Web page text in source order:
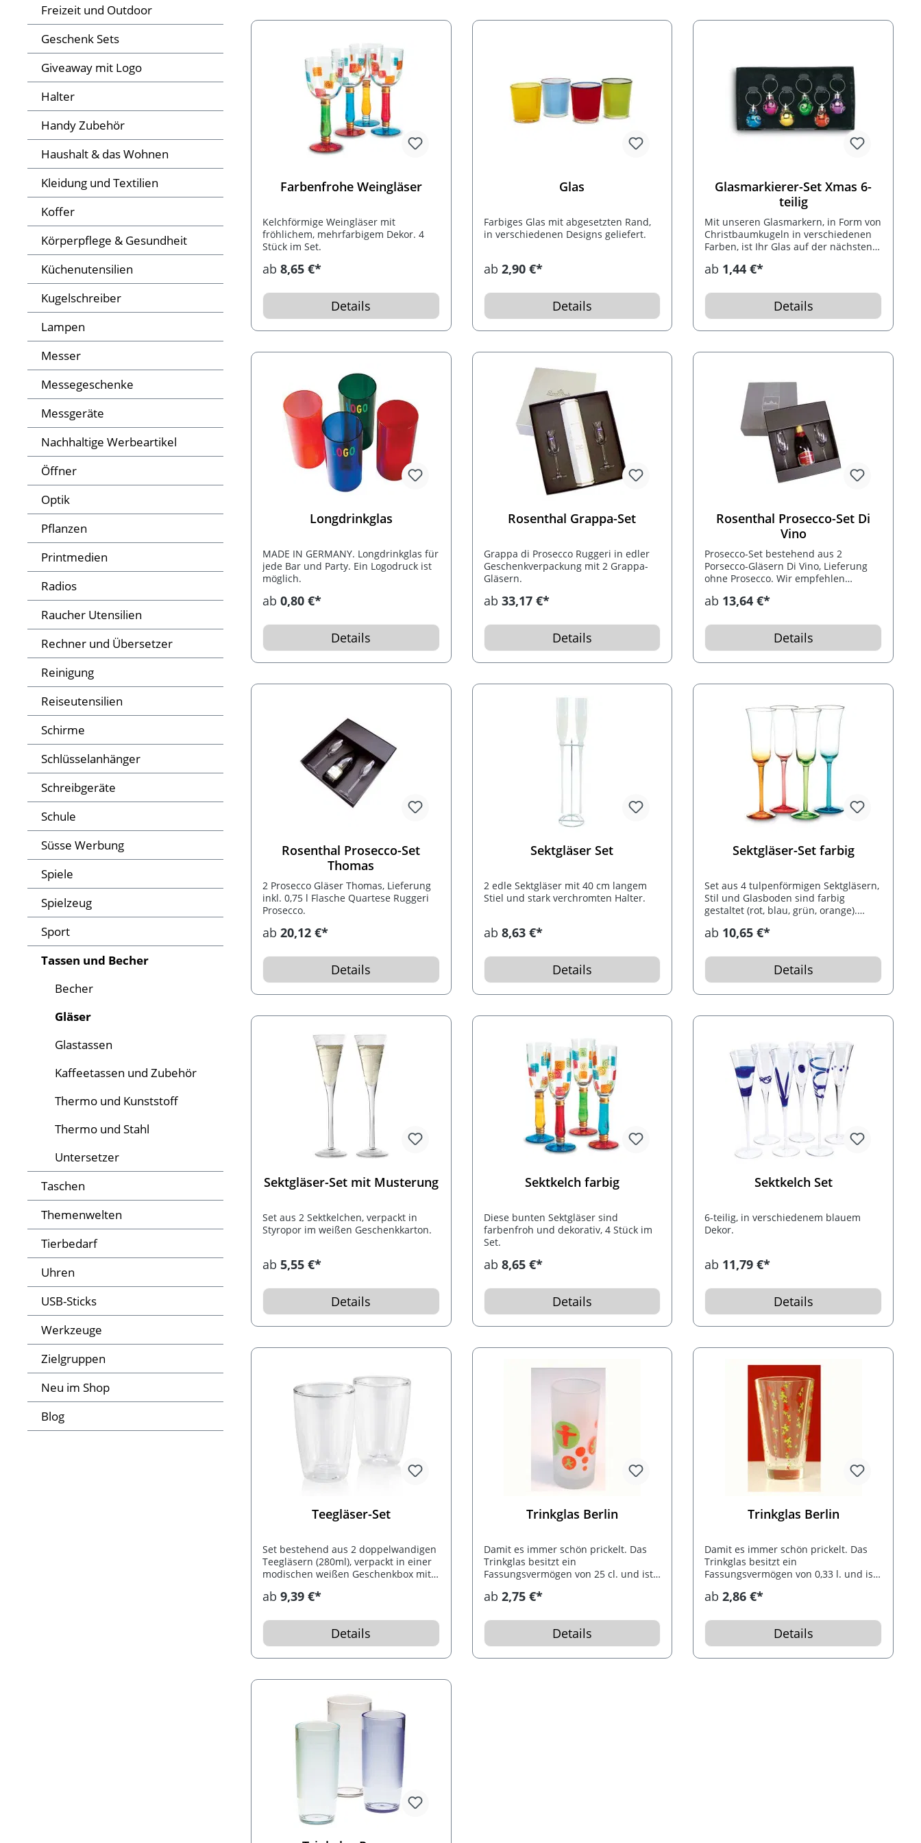
Freizeit und Outdoor
Geschenk Sets
Giveaway mit Logo
Halter
Handy Zubehör
Haushalt & das Wohnen
Kleidung und Textilien
Koffer
Körperpflege & Gesundheit
Küchenutensilien
Kugelschreiber
Lampen
Messer
Messegeschenke
Messgeräte
Nachhaltige Werbeartikel
Öffner
Optik
Pflanzen
Printmedien
Radios
Raucher Utensilien
Rechner und Übersetzer
Reinigung
Reiseutensilien
Schirme
Schlüsselanhänger
Schreibgeräte
Schule
Süsse Werbung
Spiele
Spielzeug
Sport
Tassen und Becher
Becher
Gläser
Glastassen
Kaffeetassen und Zubehör
Thermo und Kunststoff
Thermo und Stahl
Untersetzer
Taschen
Themenwelten
Tierbedarf
Uhren
USB-Sticks
Werkzeuge
Zielgruppen
Neu im Shop
Blog
Farbenfrohe Weingläser
Kelchförmige Weingläser mit
fröhlichem, mehrfarbigem Dekor. 4
Stück im Set.
ab 8,65 €*
Details
Glas
Farbiges Glas mit abgesetzten Rand,
in verschiedenen Designs geliefert.
ab 2,90 €*
Details
Glasmarkierer-Set Xmas 6-
teilig
Mit unseren Glasmarkern, in Form von
Christbaumkugeln in verschiedenen
Farben, ist Ihr Glas auf der nächsten
Verpackt in einer transparenten
ab 1,44 €*
Details
Longdrinkglas
MADE IN GERMANY. Longdrinkglas für
jede Bar und Party. Ein Logodruck ist
möglich.
ab 0,80 €*
Details
Rosenthal Grappa-Set
Grappa di Prosecco Ruggeri in edler
Geschenkverpackung mit 2 Grappa-
Gläsern.
ab 33,17 €*
Details
Rosenthal Prosecco-Set Di
Vino
Prosecco-Set bestehend aus 2
Porsecco-Gläsern Di Vino, Lieferung
ohne Prosecco. Wir empfehlen
Reserva Cava Semi Seco D.O.
ab 13,64 €*
Details
Rosenthal Prosecco-Set
Thomas
2 Prosecco Gläser Thomas, Lieferung
inkl. 0,75 l Flasche Quartese Ruggeri
Prosecco.
ab 20,12 €*
Details
Sektgläser Set
2 edle Sektgläser mit 40 cm langem
Stiel und stark verchromten Halter.
ab 8,63 €*
Details
Sektgläser-Set farbig
Set aus 4 tulpenförmigen Sektgläsern,
Stil und Glasboden sind farbig
gestaltet (rot, blau, grün, orange).
einem weißen Geschenkkarton
ab 10,65 €*
Details
Sektgläser-Set mit Musterung
Set aus 2 Sektkelchen, verpackt in
Styropor im weißen Geschenkkarton.
ab 5,55 €*
Details
Sektkelch farbig
Diese bunten Sektgläser sind
farbenfroh und dekorativ, 4 Stück im
Set.
ab 8,65 €*
Details
Sektkelch Set
6-teilig, in verschiedenem blauem
Dekor.
ab 11,79 €*
Details
Teegläser-Set
Set bestehend aus 2 doppelwandigen
Teegläsern (280ml), verpackt in einer
modischen weißen Geschenkbox mit
ab 9,39 €*
Details
Trinkglas Berlin
Damit es immer schön prickelt. Das
Trinkglas besitzt ein
Fassungsvermögen von 25 cl. und ist
ab 2,75 €*
Details
Trinkglas Berlin
Damit es immer schön prickelt. Das
Trinkglas besitzt ein
Fassungsvermögen von 0,33 l. und ist
ab2,86 €*
Details